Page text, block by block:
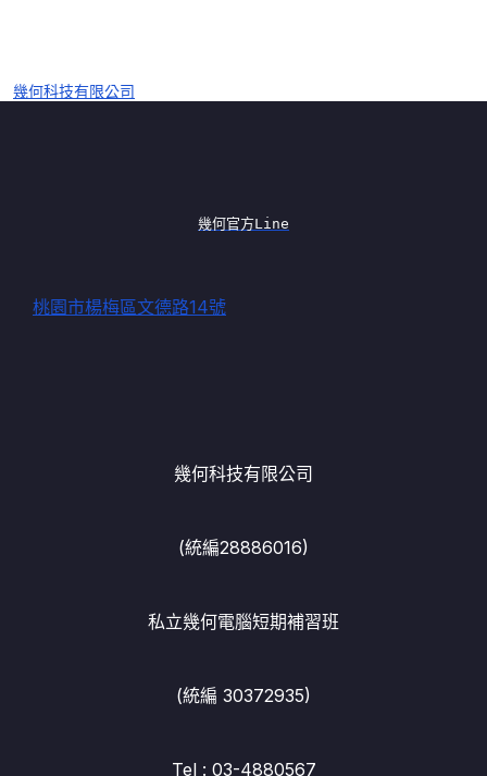
幾何科技有限公司
幾何官方Line
桃園市楊梅區文德路14號
幾何科技有限公司
(統編28886016)
私立幾何電腦短期補習班
(統編 30372935)
Tel : 03-4880567